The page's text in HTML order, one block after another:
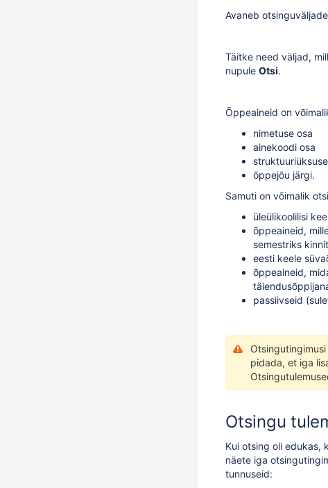
Avaneb
Täitke need väljad,
nupule Otsi.
Õppeaineid on
nimetuse osa
ainekoodi osa
struktuuriüksuse
õppejõu järgi.
Samuti on võimalik
üleülikoolilisi
õppeaineid,
semestriks
eesti keele
õppeaineid,
passiivseid
pidada, et iga
Otsingu
Kui otsing oli edukas,
näete iga
tunnuseid: